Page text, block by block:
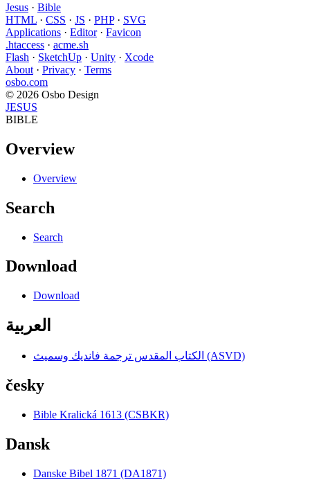
Jesus · Bible
HTML · CSS · JS · PHP· SVG
Applications · Editor· Favicon
.htaccess · acme.sh
Flash · SketchUp · Unity · Xcode
About · Privacy · Terms
osbo.com
© 2026 Osbo Design
JESUS
BIBLE
Overview
Overview
Search
Search
Download
Download
العربية
الكتاب المقدس ترجمة فانديك وسميث (ASVD)
česky
Bible Kralická 1613 (CSBKR)
Dansk
Danske Bibel 1871 (DA1871)